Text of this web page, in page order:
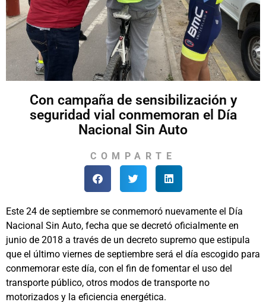
Con campaña de sensibilización y
seguridad vial conmemoran el Día
Nacional Sin Auto
COMPARTE
Este 24 de septiembre se conmemoró nuevamente el Día
Nacional Sin Auto, fecha que se decretó oficialmente en
junio de 2018 a través de un decreto supremo que estipula
que el último viernes de septiembre será el día escogido para
conmemorar este día, con el fin de fomentar el uso del
transporte público, otros modos de transporte no
motorizados y la eficiencia energética.